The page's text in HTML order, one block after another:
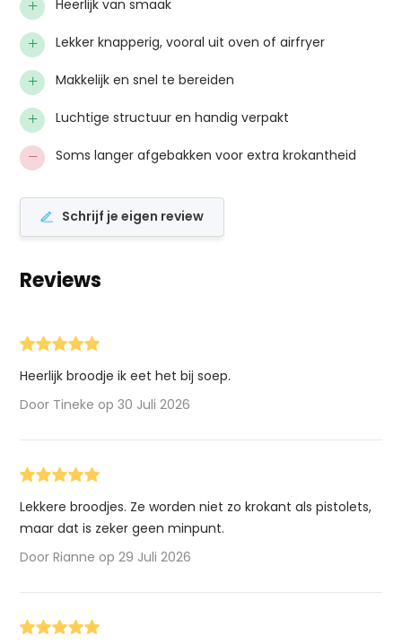
Heerlijk van smaak
+ Lekker knapperig, vooral uit oven of airfryer
+ Makkelijk en snel te bereiden
+ Luchtige structuur en handig verpakt
− Soms langer afgebakken voor extra krokantheid
Schrijf je eigen review
Reviews
Heerlijk broodje ik eet het bij soep.
Door Tineke op 30 Juli 2026
Lekkere broodjes. Ze worden niet zo krokant als pistolets,
maar dat is zeker geen minpunt.
Door Rianne op 29 Juli 2026